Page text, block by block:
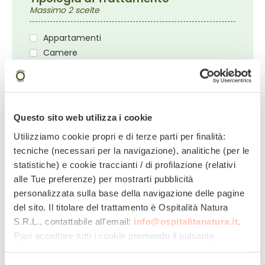
Questo sito web utilizza i cookie
Utilizziamo cookie propri e di terze parti per finalità:
tecniche (necessari per la navigazione), analitiche (per le
statistiche) e cookie traccianti / di profilazione (relativi
alle Tue preferenze) per mostrarti pubblicità
personalizzata sulla base della navigazione delle pagine
del sito. Il titolare del trattamento è Ospitalità Natura
S.R.L.
, contattabile all'email: info@ospitalitanatura.it
Puoi accettare tutti i cookie premendo il pulsante
Massimo 2 scelte
Appartamenti
Camere
All Inclusive
» Guarda l'elenco degli hotel ai quali
invierai la tua richiesta
Data di arrivo Data di partenza
Camera 1: